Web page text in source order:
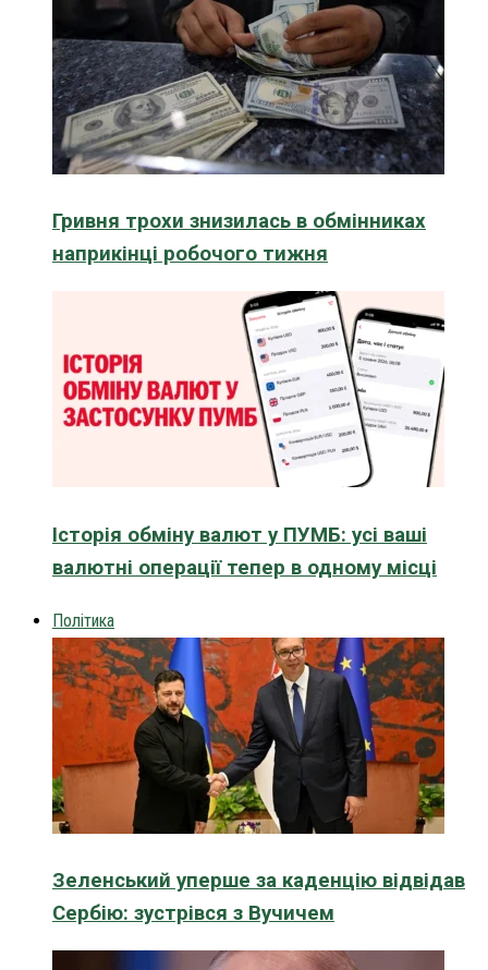
Гривня трохи знизилась в обмінниках
наприкінці робочого тижня
Історія обміну валют у ПУМБ: усі ваші
валютні операції тепер в одному місці
Політика
Зеленський уперше за каденцію відвідав
Сербію: зустрівся з Вучичем